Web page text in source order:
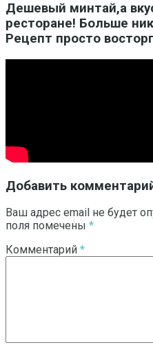
Дешевый минтай,а
ресторане! Больше
Рецепт просто
Добавить
Ваш адрес email не будет
поля помечены *
Комментарий *